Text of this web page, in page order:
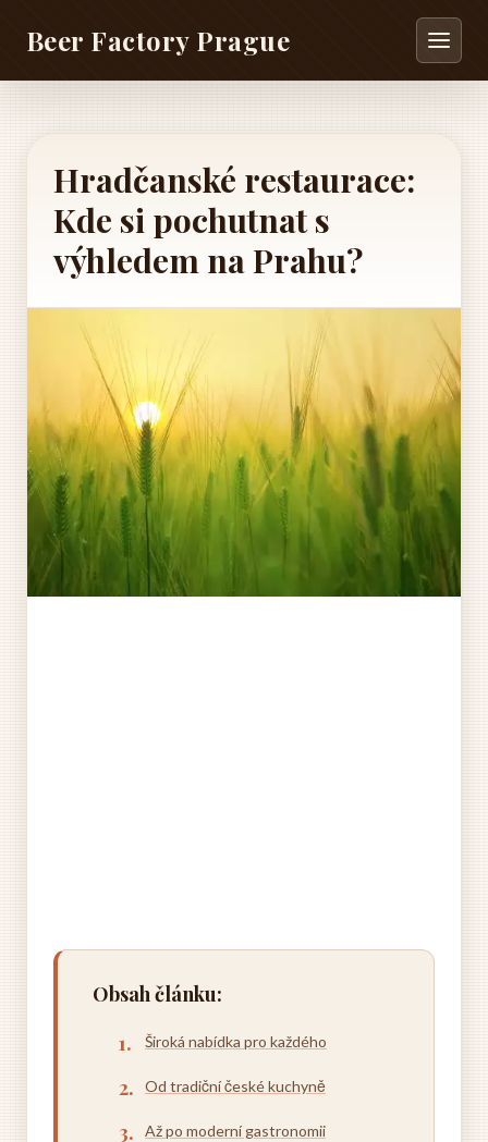
Beer Factory Prague
Hradčanské restaurace:
Kde si pochutnat s
výhledem na Prahu?
Obsah článku:
Široká nabídka pro každého
Od tradiční české kuchyně
Až po moderní gastronomii